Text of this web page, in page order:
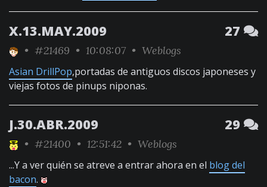
X.13.MAY.2009 27
• #21469 • 10:08:07 • Weblogs
Asian DrillPop,portadas de antiguos discos japoneses y
viejas fotos de pinups niponas.
J.30.ABR.2009 29
• #21400 • 12:51:42 • Weblogs
...Y a ver quién se atreve a entrar ahora en el blog del
bacon.